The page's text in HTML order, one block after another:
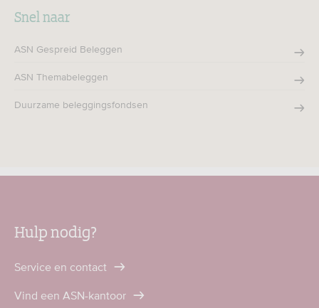
Snel naar
ASN Gespreid Beleggen
ASN Themabeleggen
Duurzame beleggingsfondsen
Hulp nodig?
Service en contact
Vind een ASN-kantoor